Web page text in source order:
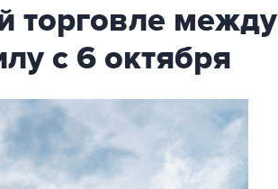
торговле между
с 6 октября